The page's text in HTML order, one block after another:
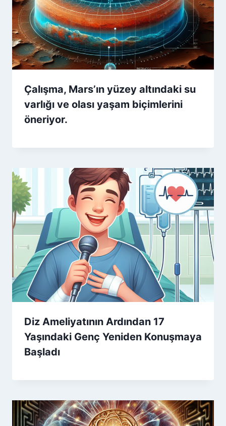
Çalışma, Mars’ın yüzey altındaki su
varlığı ve olası yaşam biçimlerini
öneriyor.
Diz Ameliyatının Ardından 17
Yaşındaki Genç Yeniden Konuşmaya
Başladı